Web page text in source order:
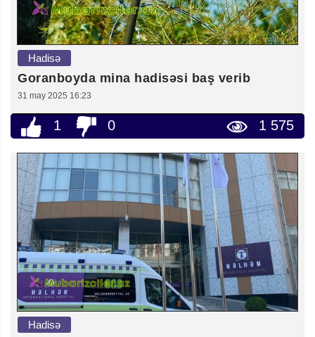
Hadisə
Goranboyda mina hadisəsi baş verib
31 may 2025 16:23
1 0 1 575
Hadisə